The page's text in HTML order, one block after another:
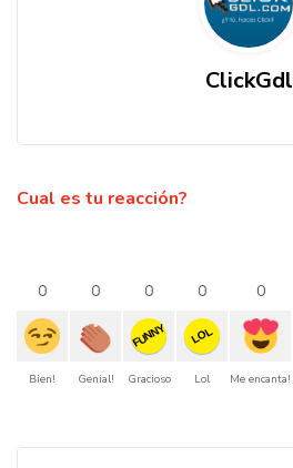
ClickGdl
Cual es tu reacción?
0
Bien!
0
Genial!
0
FUNNY
Gracioso
0
LOL
Lol
0
Me encanta!